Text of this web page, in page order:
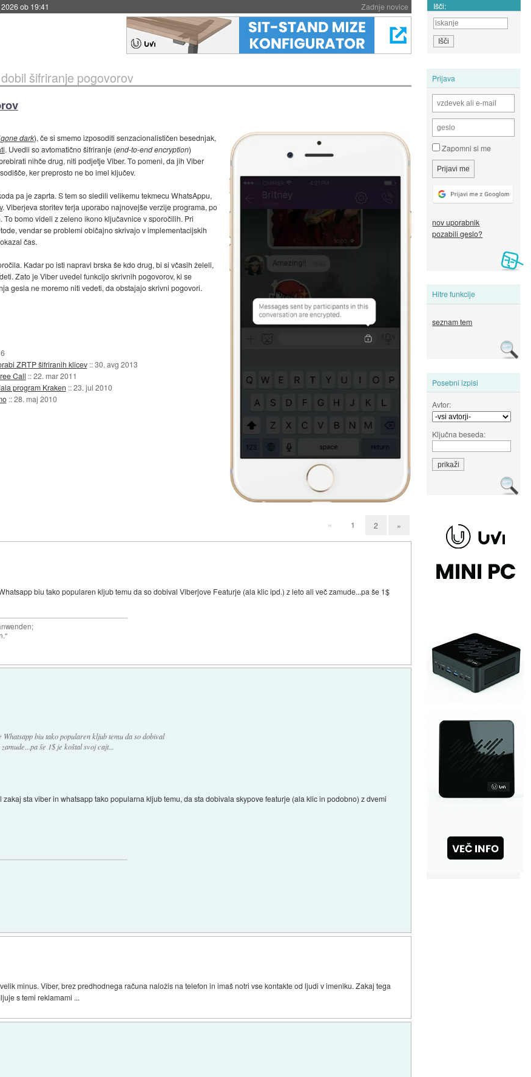
Zadnje novice
ob 19:41 Išči:
Prijava
Zapomni si me
nov uporabnik
pozabili geslo?
Hitre funkcije
seznam tem
Posebni izpisi
Avtor:
Ključna beseda:
šifriranje pogovorov
gone dark), če si smemo izposoditi senzacionalističen besednjak,
. Uvedli so avtomatično šifriranje (end-to-end encryption)
nihče drug, niti podjetje Viber. To pomeni, da jih Viber
ker preprosto ne bo imel ključev.
pa je zaprta. S tem so sledili velikemu tekmecu WhatsAppu,
. Viberjeva storitev terja uporabo najnovejše verzije programa, po
bomo videli z zeleno ikono ključavnice v sporočilih. Pri
vendar se problemi običajno skrivajo v implementacijskih
čas.
Kadar po isti napravi brska še kdo drug, bi si včasih želeli,
Zato je Viber uvedel funkcijo skrivnih pogovorov, ki se
gesla ne moremo niti vedeti, da obstajajo skrivni pogovori.
ZRTP šifriranih klicev ::30. avg 2013
Call ::22. mar 2011
program Kraken ::23. jul 2010
::28. maj 2010
« 1 2 »
biu tako popularen kljub temu da so dobival Viberjove Featurje (ala klic ipd.) z leto ali več zamude...pa še 1$
biu tako popularen kljub temu da so dobival
še 1$ je koštal svoj cajt...
sta viber in whatsapp tako popularna kljub temu, da sta dobivala skypove featurje (ala klic in podobno) z dvemi
minus. Viber, brez predhodnega računa naložis na telefon in imaš notri vse kontakte od ljudi v imeniku. Zakaj tega
s temi reklamami ...